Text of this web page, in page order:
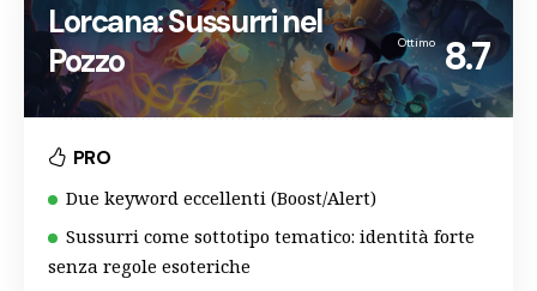
Lorcana: Sussurri nel
Pozzo
Ottimo 8.7
PRO
Due keyword eccellenti (Boost/Alert)
Sussurri come sottotipo tematico: identità forte
senza regole esoteriche